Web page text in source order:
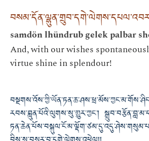
samdön lhündrub gelek palbar
And, with our wishes
virtue shine in splendour!
རབས་བླུན་པོའི་ལུགས་སུ་གྱུར་ཀྱང༌།